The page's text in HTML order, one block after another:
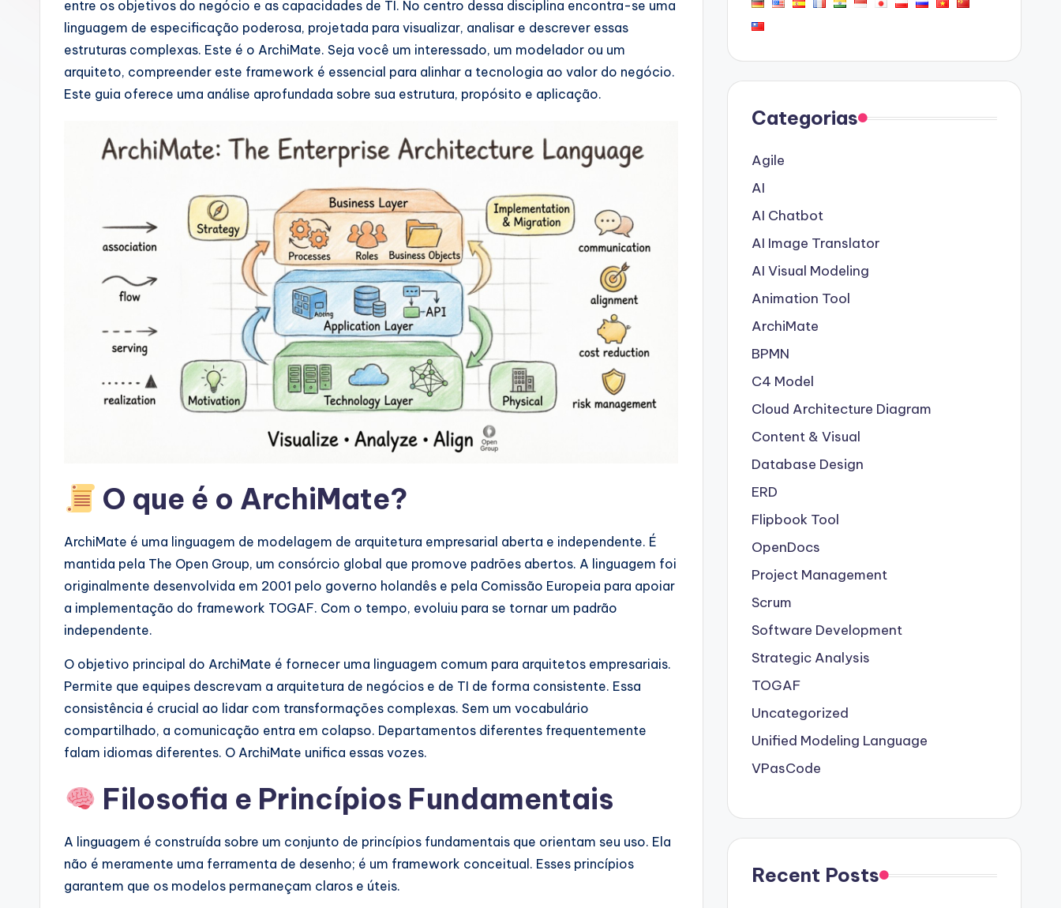
D
entre os objetivos do negócio e as capacidades de TI. No centro dessa disciplina encontra-se uma
linguagem de especificação poderosa, projetada para visualizar, analisar e descrever essas
estruturas complexas. Este é o ArchiMate. Seja você um interessado, um modelador ou um
arquiteto, compreender este framework é essencial para alinhar a tecnologia ao valor do negócio.
Este guia oferece uma análise aprofundada sobre sua estrutura, propósito e aplicação.
O que é o ArchiMate?
ArchiMate é uma linguagem de modelagem de arquitetura empresarial aberta e independente. É
mantida pela The Open Group, um consórcio global que promove padrões abertos. A linguagem foi
originalmente desenvolvida em 2001 pelo governo holandês e pela Comissão Europeia para apoiar
a implementação do framework TOGAF. Com o tempo, evoluiu para se tornar um padrão
independente.
O objetivo principal do ArchiMate é fornecer uma linguagem comum para arquitetos empresariais.
Permite que equipes descrevam a arquitetura de negócios e de TI de forma consistente. Essa
consistência é crucial ao lidar com transformações complexas. Sem um vocabulário
compartilhado, a comunicação entra em colapso. Departamentos diferentes frequentemente
falam idiomas diferentes. O ArchiMate unifica essas vozes.
Filosofia e Princípios Fundamentais
A linguagem é construída sobre um conjunto de princípios fundamentais que orientam seu uso. Ela
não é meramente uma ferramenta de desenho; é um framework conceitual. Esses princípios
garantem que os modelos permaneçam claros e úteis.
Categorias
Agile
AI
AI Chatbot
AI Image Translator
AI Visual Modeling
Animation Tool
ArchiMate
BPMN
C4 Model
Cloud Architecture Diagram
Content & Visual
Database Design
ERD
Flipbook Tool
OpenDocs
Project Management
Scrum
Software Development
Strategic Analysis
TOGAF
Uncategorized
Unified Modeling Language
VPasCode
Recent Posts